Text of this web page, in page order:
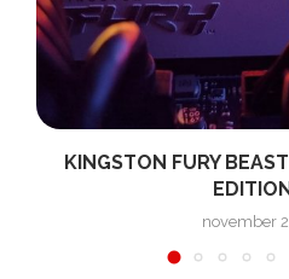
KINGSTON FURY
november